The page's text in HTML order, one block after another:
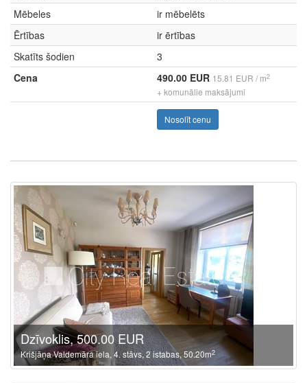
Mēbeles
ir mēbelēts
Ērtības
ir ērtības
Skatīts šodien
3
Cena
490.00 EUR 15.81 EUR / m2
+ komunālie maksājumi
Nosolīt cenu
Dzīvoklis, 500.00 EUR
Krišjāņa Valdemāra iela, 4. stāvs, 2 istabas, 50.20m2